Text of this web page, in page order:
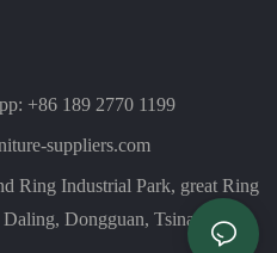
+86 189 2770 1199
suppliers.com
Ring Industrial Park, great Ring
Dongguan, Tsina